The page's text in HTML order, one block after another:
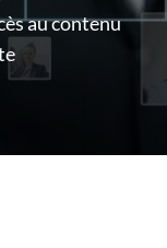
au contenu